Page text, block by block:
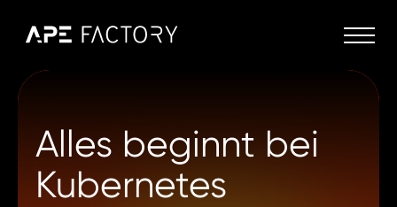
Alles beginnt bei
Kubernetes